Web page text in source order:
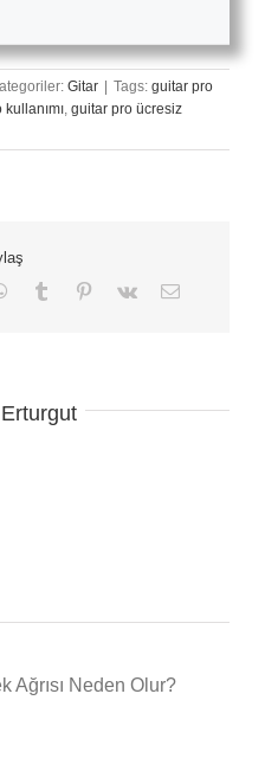
Gitar | Tags: guitar pro
guitar pro ücresiz
WhatsApp
Tumblr Pinterest
Vk
E-